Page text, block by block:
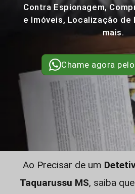
Contra Espionagem,
e Imóveis, Localização de
mais.
Chame agora
Ao Precisar de um
Taquarussu MS, saiba